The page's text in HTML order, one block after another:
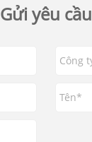
Gửi yêu cầu